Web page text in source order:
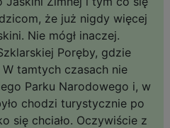
że już nigdy więcej
Nie mógł inaczej.
Poręby, gdzie
W tamtych czasach nie
Parku Narodowego i, w
chodzi turystycznie po
się chciało. Oczywiście z